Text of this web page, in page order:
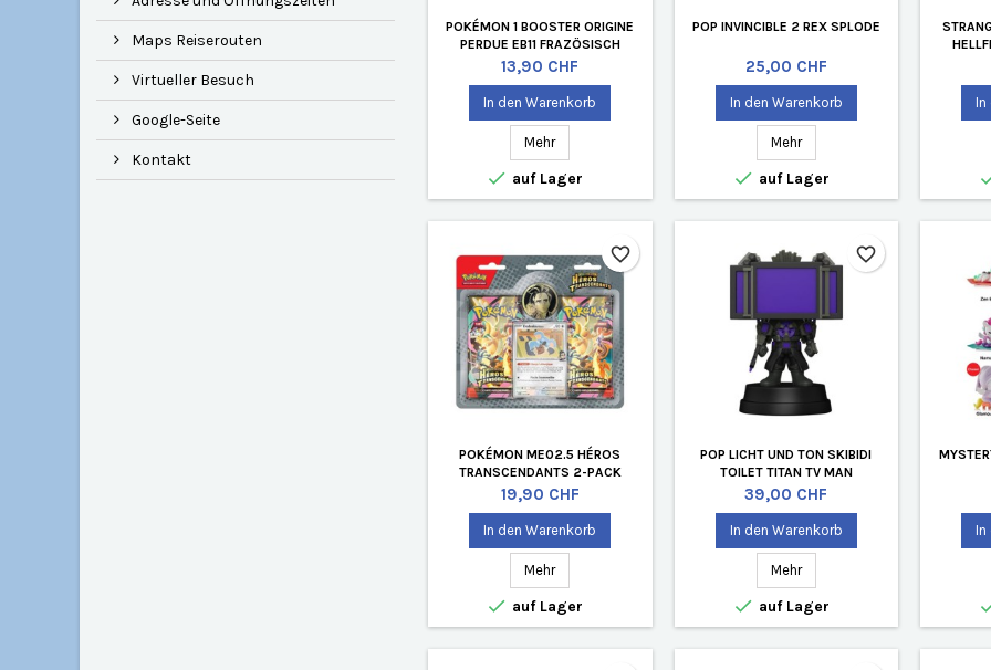
Maps Reiserouten
Virtueller Besuch
Google-Seite
Kontakt
POKÉMON 1 BOOSTER ORIGINE
PERDUE EB11 FRAZÖSISCH
Preis
13,90 CHF
In den Warenkorb
Mehr
 auf Lager
POP INVINCIBLE 2 REX SPLODE
Preis
25,00 CHF
In den Warenkorb
Mehr
 auf Lager
In
POKÉMON ME02.5 HÉROS
TRANSCENDANTS 2-PACK
BLISTER FRAZÖSISCH
Preis
19,90 CHF
In den Warenkorb
Mehr
 auf Lager
favorite_border
POP LICHT UND TON SKIBIDI
TOILET TITAN TV MAN
Preis
39,00 CHF
In den Warenkorb
Mehr
 auf Lager
favorite_border
In